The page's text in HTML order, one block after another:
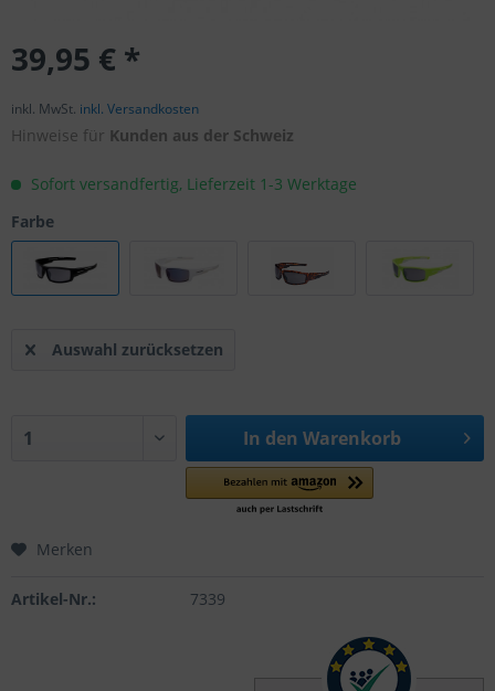
39,95 € *
inkl. MwSt. inkl. Versandkosten
Hinweise für Kunden aus der Schweiz
Sofort versandfertig, Lieferzeit 1-3 Werktage
Farbe
Auswahl zurücksetzen
In den Warenkorb
Merken
Artikel-Nr.: 7339